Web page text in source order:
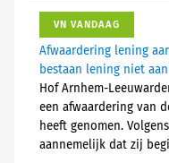
VN VANDAAG
Afwaardering lening
bestaan lening niet
Hof Arnhem-
een afwaardering van
heeft genomen.
aannemelijk dat zij